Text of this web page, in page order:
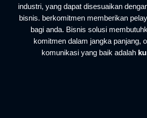
industri, yang dapat disesuaikan
bisnis. berkomitmen memberikan
bagi anda. Bisnis solusi
komitmen dalam jangka panjang,
komunikasi yang baik adalah